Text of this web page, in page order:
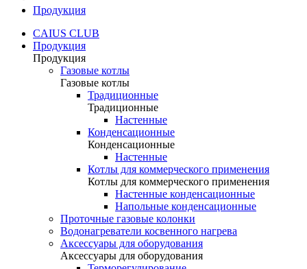
Продукция
CAIUS CLUB
Продукция
Продукция
Газовые котлы
Газовые котлы
Традиционные
Традиционные
Настенные
Конденсационные
Конденсационные
Настенные
Котлы для коммерческого применения
Котлы для коммерческого применения
Настенные конденсационные
Напольные конденсационные
Проточные газовые колонки
Водонагреватели косвенного нагрева
Аксессуары для оборудования
Аксессуары для оборудования